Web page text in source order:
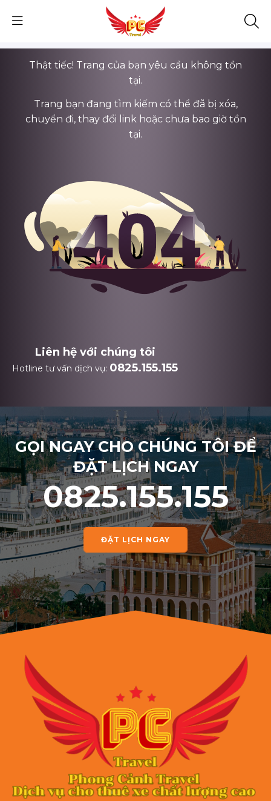
Thật tiếc! Trang của bạn yêu cầu không tồn
tại.
Trang bạn đang tìm kiếm có thể đã bị xóa,
chuyển đi, thay đổi link hoặc chưa bao giờ tồn
tại.
Liên hệ với chúng tôi
Hotline tư vấn dịch vụ: 0825.155.155
GỌI NGAY CHO CHÚNG TÔI ĐỂ
ĐẶT LỊCH NGAY
0825.155.155
ĐẶT LỊCH NGAY